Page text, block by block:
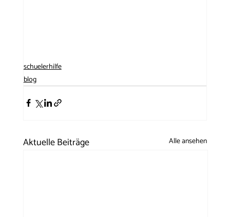
schuelerhilfe
blog
Aktuelle Beiträge Alle ansehen